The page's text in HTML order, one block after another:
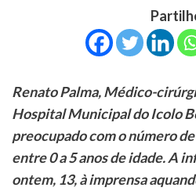
Renato Palma, Médico-
Hospital Municipal do Icolo
preocupado com o número
entre 0 a 5 anos de idade. A
ontem, 13, à imprensa